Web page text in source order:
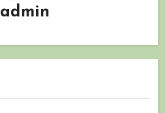
admin